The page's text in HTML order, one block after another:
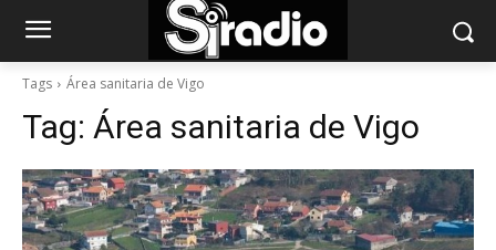
Tags Área sanitaria de Vigo
Tag: Área sanitaria de Vigo